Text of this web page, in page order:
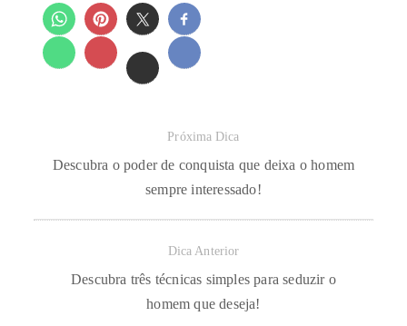
Próxima Dica
Descubra o poder de conquista que deixa o homem
sempre interessado!
Dica Anterior
Descubra três técnicas simples para seduzir o
homem que deseja!